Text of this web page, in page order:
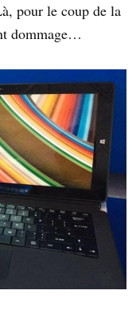
pour le coup de la
dommage…